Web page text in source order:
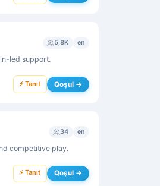
5,8K en
led support.
⚡ Tanıt Qoşul →
34 en
competitive play.
⚡ Tanıt Qoşul →